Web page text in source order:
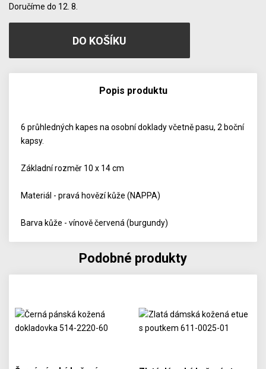
Doručíme do 12. 8.
Popis produktu
6 průhledných kapes na osobní doklady včetně pasu, 2 boční
kapsy.
Základní rozměr 10 x 14 cm
Materiál - pravá hovězí kůže (NAPPA)
Barva kůže - vínově červená (burgundy)
Podobné produkty